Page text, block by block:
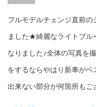
フルモデルチェンジ直前
ました★綺麗なライトブル
なりました♪全体の写真を
をするならやはり新車が
出来ない部分が何箇所もご